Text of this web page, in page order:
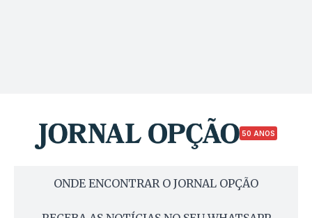
50 ANOS
ONDE ENCONTRAR O JORNAL OPÇÃO